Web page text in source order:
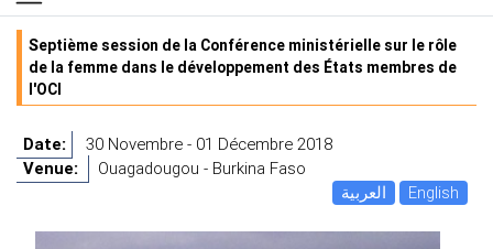
Septième session de la Conférence ministérielle sur le rôle
de la femme dans le développement des États membres de
l'OCI
Date:
30 Novembre - 01 Décembre 2018
Venue:
Ouagadougou - Burkina Faso
العربية
English